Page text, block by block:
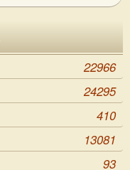
22966
24295
410
13081
93